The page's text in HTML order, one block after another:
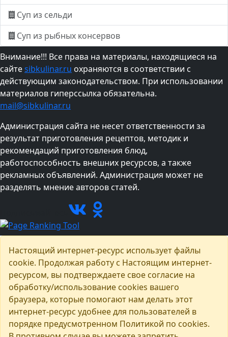
Суп из сельди
Суп из рыбных консервов
Внимание!!! Все права на материалы, находящиеся на
сайтеsibkulinar.ru охраняются в соответствии с
действующим законодательством. При использовании
материалов гиперссылка обязательна.
mail@sibkulinar.ru
Администрация сайта не несет ответственности за
результат приготовления рецептов, методик и
рекомендаций приготовления блюд,
работоспособность внешних ресурсов, а также
рекламных объявлений. Администрация может не
разделять мнение авторов статей.
Настоящий интернет-ресурс использует файлы
cookie. Продолжая работу с Настоящим интернет-
ресурсом, вы подтверждаете свое согласие на
обработку/использование cookies вашего
браузера, которые помогают нам делать этот
интернет-ресурс удобнее для пользователей в
порядке предусмотренном Политикой по cookies.